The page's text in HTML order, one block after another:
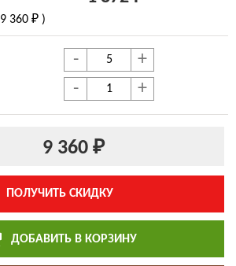
9 360 ₽ )
- +
- +
9 360 ₽
ПОЛУЧИТЬ СКИДКУ
ДОБАВИТЬ В КОРЗИНУ